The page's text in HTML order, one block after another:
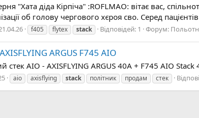
"Хата діда Кірпіча" :ROFLMAO: вітає вас,
об голову чергового хєроя сво. Серед
f405 flytex stack Відповідей: 1 Форум:
ARGUS F745 AIO
стек AIO - AXISFLYING ARGUS 40A + F745 AIO
aio axisflying stack політник продам стек